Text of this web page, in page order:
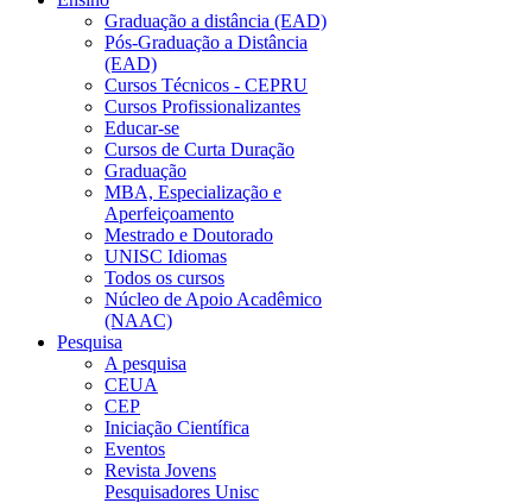
Graduação a distância (EAD)
Pós-Graduação a Distância
(EAD)
Cursos Técnicos - CEPRU
Cursos Profissionalizantes
Educar-se
Cursos de Curta Duração
Graduação
MBA, Especialização e
Aperfeiçoamento
Mestrado e Doutorado
UNISC Idiomas
Todos os cursos
Núcleo de Apoio Acadêmico
(NAAC)
Pesquisa
A pesquisa
CEUA
CEP
Iniciação Científica
Eventos
Revista Jovens
Pesquisadores Unisc